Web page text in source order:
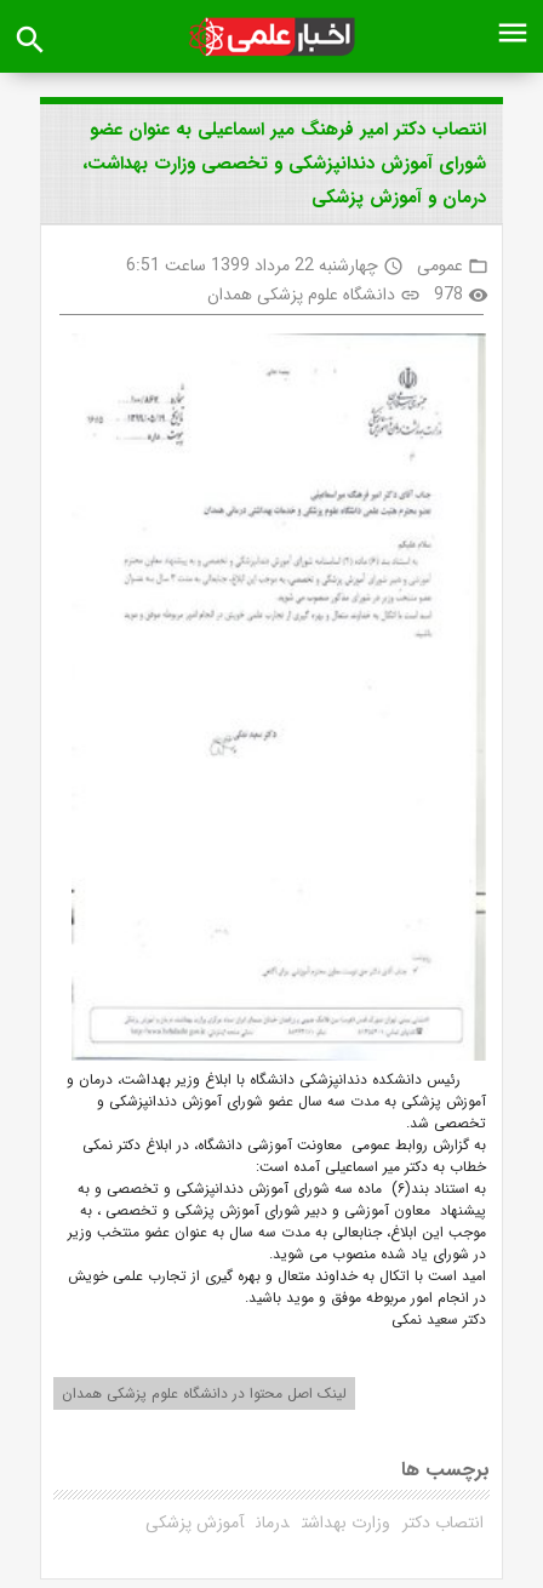
menu
search
انتصاب دکتر امیر فرهنگ میر اسماعیلی به عنوان عضو
شورای آموزش دندانپزشکی و تخصصی وزارت بهداشت،
درمان و آموزش پزشکی
folder_open عمومی access_time چهارشنبه 22 مرداد 1399 ساعت 6:51
visibility
978
link دانشگاه علوم پزشکی همدان
رئیس دانشکده دندانپزشکی دانشگاه با ابلاغ وزیر بهداشت، درمان و
آموزش پزشکی به مدت سه سال عضو شورای آموزش دندانپزشکی و
تخصصی شد.
به گزارش روابط عمومی معاونت آموزشی دانشگاه، در ابلاغ دکتر نمکی
خطاب به دکتر میر اسماعیلی آمده است:
به استناد بند(۶) ماده سه شورای آموزش دندانپزشکی و تخصصی و به
پیشنهاد معاون آموزشی و دبیر شورای آموزش پزشکی و تخصصی ، به
موجب این ابلاغ، جنابعالی به مدت سه سال به عنوان عضو منتخب وزیر
در شورای یاد شده منصوب می شوید.
امید است با اتکال به خداوند متعال و بهره گیری از تجارب علمی خویش
در انجام امور مربوطه موفق و موید باشید.
دکتر سعید نمکی
لینک اصل محتوا در دانشگاه علوم پزشکی همدان
برچسب ها
انتصاب دکتر وزارت بهداشت درمان آموزش پزشکی